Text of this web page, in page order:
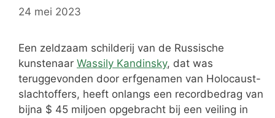
24 mei 2023
Een zeldzaam schilderij van de Russische
kunstenaar Wassily Kandinsky, dat was
teruggevonden door erfgenamen van Holocaust-
slachtoffers, heeft onlangs een recordbedrag van
bijna $ 45 miljoen opgebracht bij een veiling in